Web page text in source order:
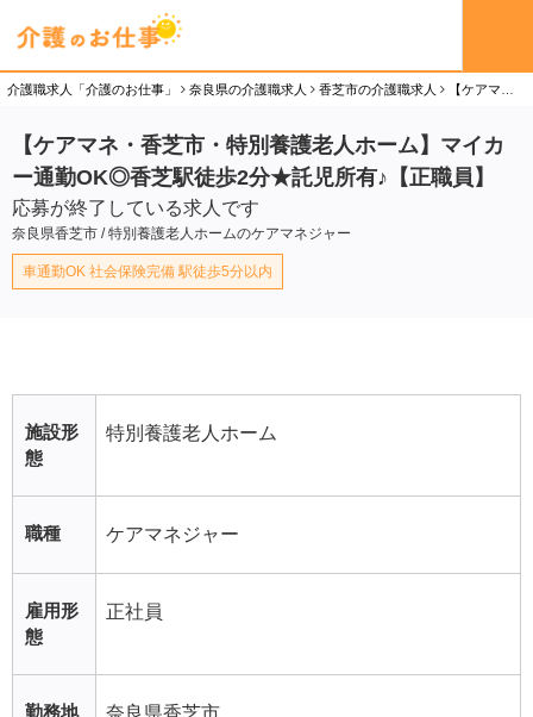
介護職求人「介護のお仕事」 奈良県の介護職求人 香芝市の介護職求人 【ケアマネ・香芝市・特別養護老人ホーム】マイカー通勤OK◎香芝駅徒歩2分★託児所有♪【正職員】のケアマネジャー（正社員）求人
【ケアマネ・香芝市・特別養護老人ホーム】マイカ
ー通勤OK◎香芝駅徒歩2分★託児所有♪【正職員】
応募が終了している求人です
奈良県香芝市 / 特別養護老人ホームのケアマネジャー
車通勤OK 社会保険完備 駅徒歩5分以内
施設形
態
特別養護老人ホーム
職種 ケアマネジャー
雇用形
態
正社員
勤務地